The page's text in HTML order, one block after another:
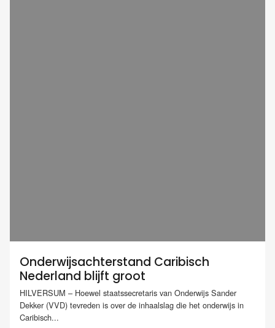
Onderwijsachterstand Caribisch
Nederland blijft groot
HILVERSUM – Hoewel staatssecretaris van Onderwijs Sander
Dekker (VVD) tevreden is over de inhaalslag die het onderwijs in
Caribisch...